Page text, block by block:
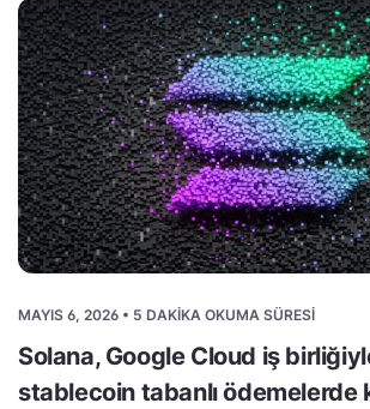
MAYIS 6, 2026 • 5 DAKIKA OKUMA SÜRESI
Solana, Google Cloud iş
stablecoin tabanlı ödemelerde